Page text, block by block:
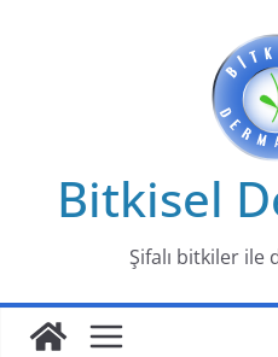
Bitkisel
Şifalı bitkiler ile